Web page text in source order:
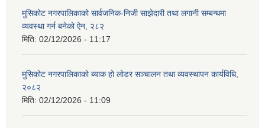
मुसिकोट नगरपालिकाको सार्वजनिक-निजी साझेदारी तथा लगानी सम्बन्धमा
व्यवस्था गर्न बनेको ऐन, २८२
मिति: 02/12/2026 - 11:17
मुसिकोट नगरपालिकाको ब्याक हो लोडर सञ्चालन तथा व्यवस्थापन कार्यविधि,
२०८२
मिति: 02/12/2026 - 11:09